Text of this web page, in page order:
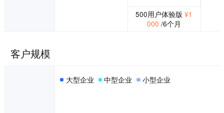
500用户体验版¥1
000 /6个月
客户规模
大型企业 中型企业 小型企业